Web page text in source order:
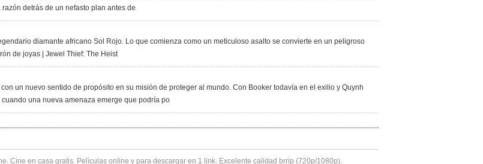
detrás de un nefasto plan antes de
diamante africano Sol Rojo. Lo que comienza como un meticuloso asalto se convierte en un peligroso
de joyas | Jewel Thief: The Heist
un nuevo sentido de propósito en su misión de proteger al mundo. Con Booker todavía en el exilio y Quynh
una nueva amenaza emerge que podría po
. Cine en casa gratis. Películas online y para descargar en 1 link. Excelente calidad brrip (720p/1080p).